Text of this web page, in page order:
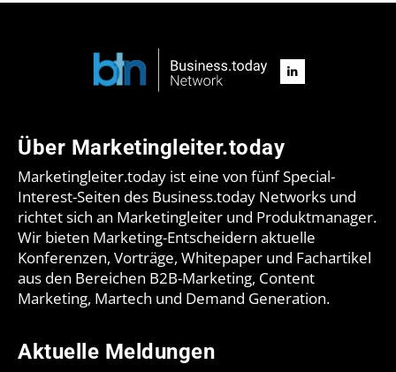
Über Marketingleiter.today
Marketingleiter.today ist eine von fünf Special-
Interest-Seiten des Business.today Networks und
richtet sich an Marketingleiter und Produktmanager.
Wir bieten Marketing-Entscheidern aktuelle
Konferenzen, Vorträge, Whitepaper und Fachartikel
aus den Bereichen B2B-Marketing, Content
Marketing, Martech und Demand Generation.
Aktuelle Meldungen